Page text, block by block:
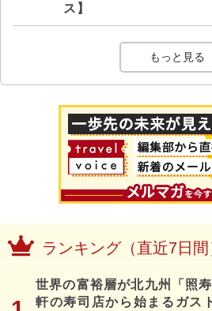
ス】
もっと見る
ランキング（直近7日間
世界の富裕層が北九州「照
軒の寿司店から始まるガス